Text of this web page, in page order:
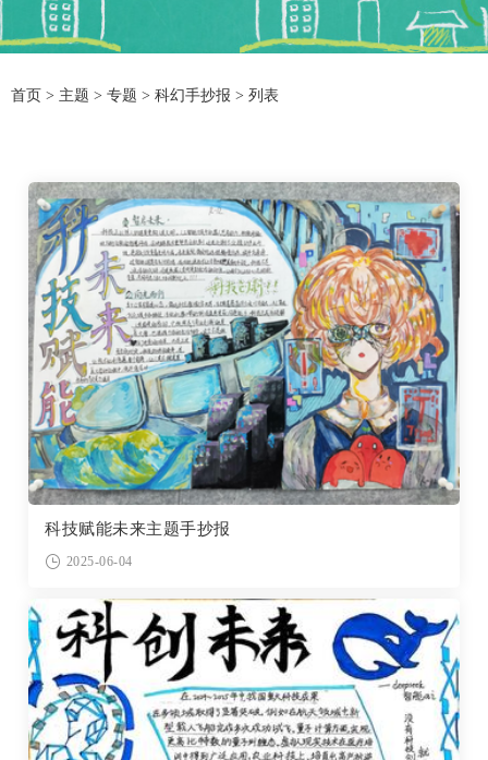
首页 > 主题 > 专题 > 科幻手抄报 > 列表
科技赋能未来主题手抄报
2025-06-04